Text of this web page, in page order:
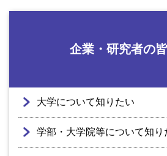
企業・研究者の
大学について知りたい
学部・大学院等について知り